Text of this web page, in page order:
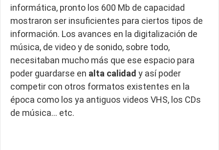
informática, pronto los 600 Mb de capacidad
mostraron ser insuficientes para ciertos tipos de
información. Los avances en la digitalización de
música, de video y de sonido, sobre todo,
necesitaban mucho más que ese espacio para
poder guardarse en alta calidad y así poder
competir con otros formatos existentes en la
época como los ya antiguos videos VHS, los CDs
de música… etc.